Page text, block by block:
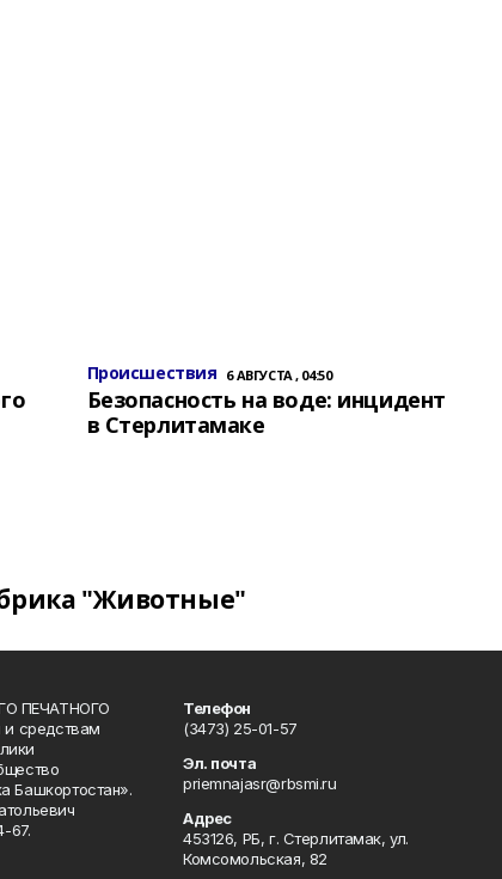
Происшествия 6 АВГУСТА , 04:50
Безопасность на воде: инцидент
в Стерлитамаке
"Животные"
ПЕЧАТНОГО
и средствам
Башкортостан».
67.
Телефон
(3473) 25-01-57
Эл. почта
priemnajasr@rbsmi.ru
Адрес
453126, РБ, г. Стерлитамак, ул.
Комсомольская, 82